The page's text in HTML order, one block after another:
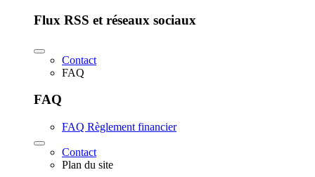
Flux RSS et réseaux sociaux
Contact
FAQ
FAQ
FAQ Règlement financier
Contact
Plan du site